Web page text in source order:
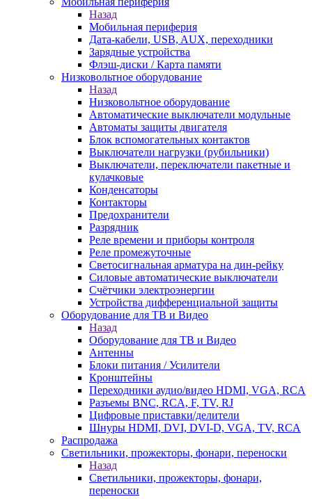
Назад
Мобильная периферия
Дата-кабели, USB, AUX, переходники
Зарядные устройства
Флэш-диски / Карта памяти
Низковольтное оборудование
Назад
Низковольтное оборудование
Автоматические выключатели модульные
Автоматы защиты двигателя
Блок вспомогательных контактов
Выключатели нагрузки (рубильники)
Выключатели, переключатели пакетные и
кулачковые
Конденсаторы
Контакторы
Предохранители
Разрядник
Реле времени и приборы контроля
Реле промежуточные
Светосигнальная арматура на дин-рейку
Силовые автоматические выключатели
Счётчики электроэнергии
Устройства дифференциальной защиты
Оборудование для ТВ и Видео
Назад
Оборудование для ТВ и Видео
Антенны
Блоки питания / Усилители
Кронштейны
Переходники аудио/видео HDMI, VGA, RCA
Разъемы BNС, RCA, F, TV, RJ
Цифровые приставки/делители
Шнуры HDMI, DVI, DVI-D, VGA, TV, RCA
Распродажа
Светильники, прожекторы, фонари, переноски
Назад
Светильники, прожекторы, фонари,
переноски